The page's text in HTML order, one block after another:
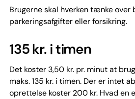
Brugerne skal hverken tænke
parkeringsafgifter eller forsikring.
135 kr. i timen
Det koster 3,50 kr. pr. minut at
maks. 135 kr. i timen. Der er intet
oprettelse koster 200 kr. Hvad en